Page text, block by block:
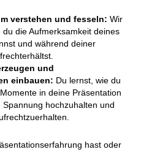
verstehen und fesseln: Wir
du die Aufmerksamkeit deines
und während deiner
und
einbauen: Du lernst, wie du
in deine Präsentation
hochzuhalten und
hast oder